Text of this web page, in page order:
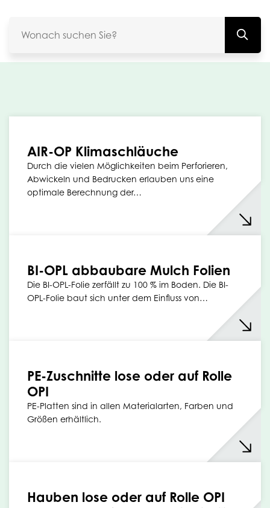
AIR-OP Klimaschläuche
Durch die vielen Möglichkeiten beim Perforieren,
Abwickeln und Bedrucken erlauben uns eine
optimale Berechnung der…
BI-OPL abbaubare Mulch Folien
Die BI-OPL-Folie zerfällt zu 100 % im Boden. Die BI-
OPL-Folie baut sich unter dem Einfluss von…
PE-Zuschnitte lose oder auf Rolle
OPI
PE-Platten sind in allen Materialarten, Farben und
Größen erhältlich.
Hauben lose oder auf Rolle OPI